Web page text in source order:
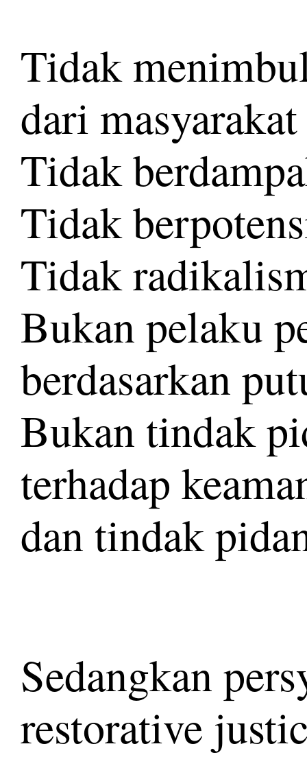
Tidak
dari masyarakat
Tidak
Tidak
Tidak
Bukan pelaku
berdasarkan
Bukan tindak
terhadap
dan tindak
Sedangkan
restorative